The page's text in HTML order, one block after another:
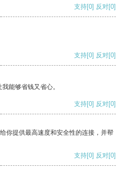
支持[0] 反对[0]
支持[0] 反对[0]
能够省钱又省心。
支持[0] 反对[0]
你提供最高速度和安全性的连接，并帮
支持[0] 反对[0]